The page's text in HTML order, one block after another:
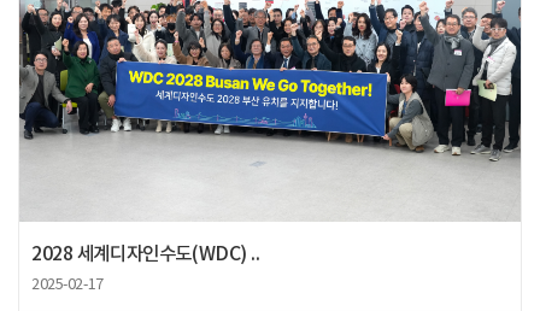
2028 세계디자인수도(WDC) ..
2025-02-17